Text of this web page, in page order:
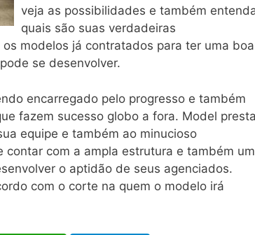
veja as possibilidades e também
quais são suas verdadeiras
modelos já contratados para ter uma boa
se desenvolver.
encarregado pelo progresso e também
fazem sucesso globo a fora. Model
equipe e também ao minucioso
com a ampla estrutura e também um
o aptidão de seus agenciados.
com o corte na quem o modelo irá